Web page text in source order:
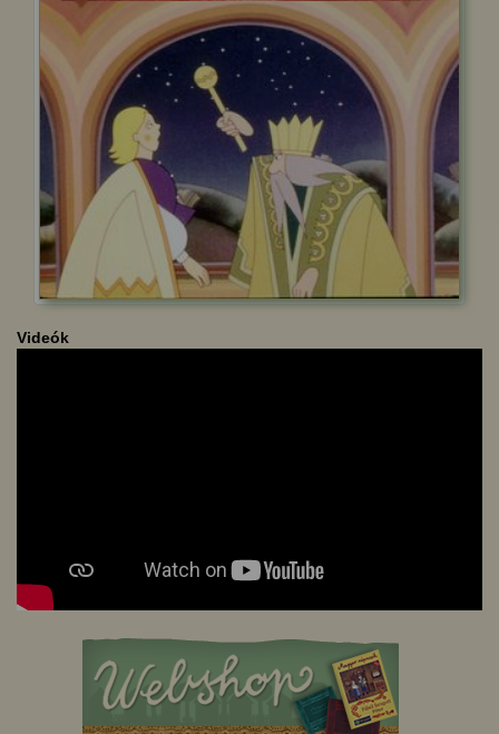
Videók